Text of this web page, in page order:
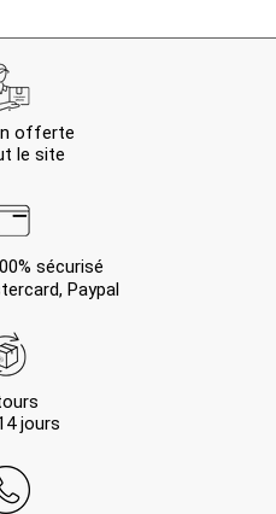
offerte
le site
sécurisé
Paypal
jours